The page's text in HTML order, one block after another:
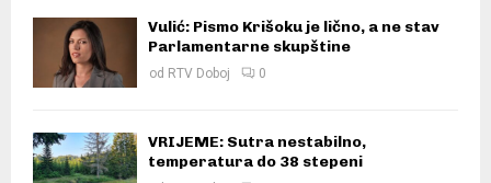
Vulić: Pismo Krišoku je lično, a ne stav
Parlamentarne skupštine
od RTV Doboj 0
VRIJEME: Sutra nestabilno,
temperatura do 38 stepeni